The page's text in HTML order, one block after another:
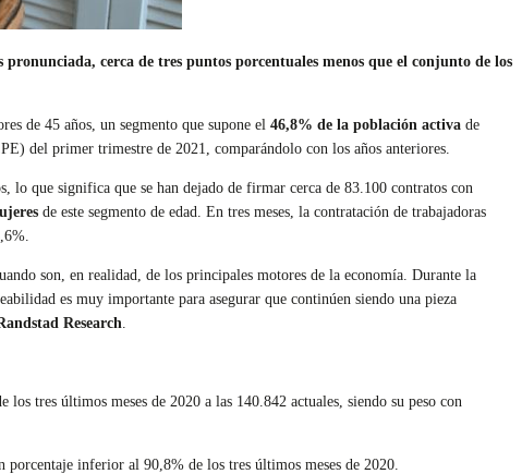
cerca de tres puntos porcentuales menos que el conjunto de los
de 45 años, un segmento que supone el 46,8% de la población activa de
del primer trimestre de 2021, comparándolo con los años anteriores.
lo que significa que se han dejado de firmar cerca de 83.100 contratos con
de este segmento de edad. En tres meses, la contratación de trabajadoras
son, en realidad, de los principales motores de la economía. Durante la
es muy importante para asegurar que continúen siendo una pieza
Research
tres últimos meses de 2020 a las 140.842 actuales, siendo su peso con
inferior al 90,8% de los tres últimos meses de 2020.